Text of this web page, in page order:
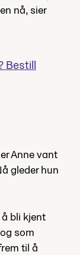
nå, sier
Bestill
Anne vant
gleder hun
bli kjent
som
til å